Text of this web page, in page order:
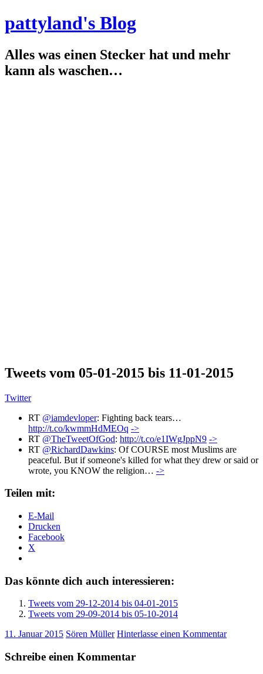
pattyland's Blog
Alles was einen Stecker hat und mehr
kann als waschen…
Tweets vom 05-01-2015 bis 11-01-2015
Twitter
RT @iamdevloper: Fighting back tears…
http://t.co/kwmmHdMEOq ->
RT @TheTweetOfGod: http://t.co/e1IWgJppN9 ->
RT @RichardDawkins: Of COURSE most Muslims are
peaceful. But if someone's killed for what they drew or said or
wrote, you KNOW the religion… ->
Teilen mit:
E-Mail
Drucken
Facebook
X
Das könnte dich auch interessieren:
Tweets vom 29-12-2014 bis 04-01-2015
Tweets vom 29-09-2014 bis 05-10-2014
11. Januar 2015 Sören Müller Hinterlasse einen Kommentar
Schreibe einen Kommentar